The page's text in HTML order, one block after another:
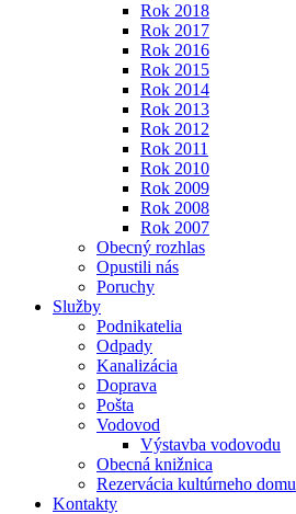
Rok 2018
Rok 2017
Rok 2016
Rok 2015
Rok 2014
Rok 2013
Rok 2012
Rok 2011
Rok 2010
Rok 2009
Rok 2008
Rok 2007
Obecný rozhlas
Opustili nás
Poruchy
Služby
Podnikatelia
Odpady
Kanalizácia
Doprava
Pošta
Vodovod
Výstavba vodovodu
Obecná knižnica
Rezervácia kultúrneho domu
Kontakty